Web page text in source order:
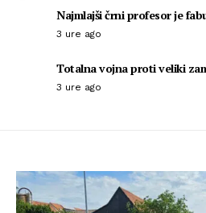
Najmlajši črni profesor je
3 ure ago
Totalna vojna proti veliki
3 ure ago